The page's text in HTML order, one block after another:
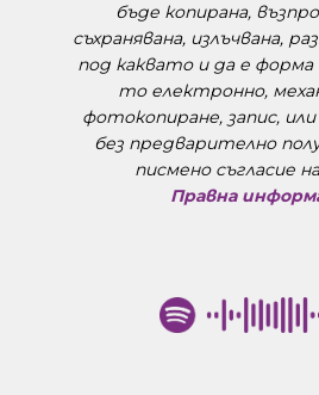
бъде копирана,
съхранявана, излъчвана,
под каквато и да е форма
то електронно,
фотокопиране, запис,
без предварително
писмено съгласие
Правна